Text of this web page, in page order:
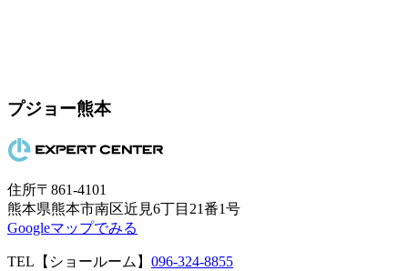
プジョー熊本
住所〒861-4101
熊本県熊本市南区近見6丁目21番1号
Googleマップでみる
TEL 【ショールーム】 096-324-8855